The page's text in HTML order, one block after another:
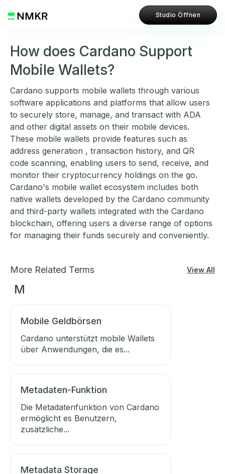
Studio Öffnen
How does Cardano Support
Mobile Wallets?
Cardano supports mobile wallets through various
software applications and platforms that allow users
to securely store, manage, and transact with ADA
and other digital assets on their mobile devices.
These mobile wallets provide features such as
address generation , transaction history, and QR
code scanning, enabling users to send, receive, and
monitor their cryptocurrency holdings on the go.
Cardano's mobile wallet ecosystem includes both
native wallets developed by the Cardano community
and third-party wallets integrated with the Cardano
blockchain, offering users a diverse range of options
for managing their funds securely and conveniently.
More Related Terms View All
M
Mobile Geldbörsen
Cardano unterstützt mobile Wallets
über Anwendungen, die es...
Metadaten-Funktion
Die Metadatenfunktion von Cardano
ermöglicht es Benutzern,
zusätzliche...
Metadata Storage